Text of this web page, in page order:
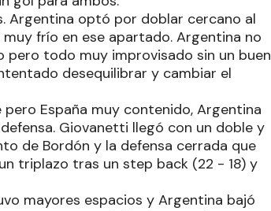
Argentina optó por doblar cercano al
frío en ese apartado. Argentina no
pero todo muy improvisado sin un buen
desequilibrar y cambiar el
España muy contenido, Argentina
Giovanetti llegó con un doble y
de Bordón y la defensa cerrada que
triplazo tras un step back (22 - 18) y
mayores espacios y Argentina bajó